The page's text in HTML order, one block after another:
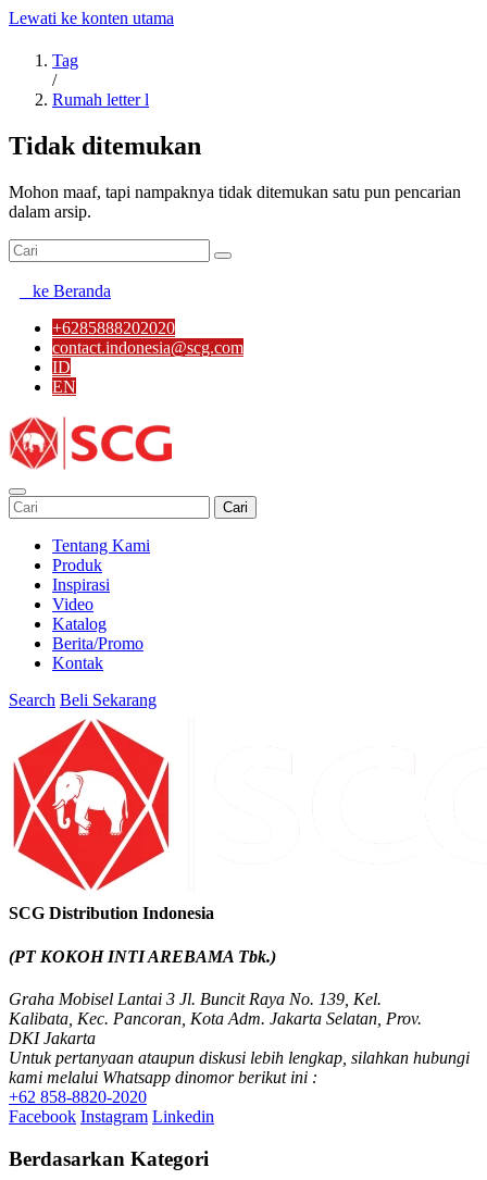
Lewati ke konten utama
Tag
/
Rumah letter l
Tidak ditemukan
Mohon maaf, tapi nampaknya tidak ditemukan satu pun pencarian
dalam arsip.
ke Beranda
+6285888202020
contact.indonesia@scg.com
ID
EN
Cari
Tentang Kami
Produk
Inspirasi
Video
Katalog
Berita/Promo
Kontak
Search Beli Sekarang
SCG Distribution Indonesia
(PT KOKOH INTI AREBAMA Tbk.)
Graha Mobisel Lantai 3 Jl. Buncit Raya No. 139, Kel.
Kalibata, Kec. Pancoran, Kota Adm. Jakarta Selatan, Prov.
DKI Jakarta
Untuk pertanyaan ataupun diskusi lebih lengkap, silahkan hubungi
kami melalui Whatsapp dinomor berikut ini :
+62 858-8820-2020
Facebook Instagram Linkedin
Berdasarkan Kategori